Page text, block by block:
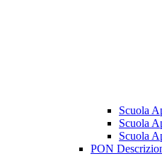
Scuola
Scuola
Scuola
PON